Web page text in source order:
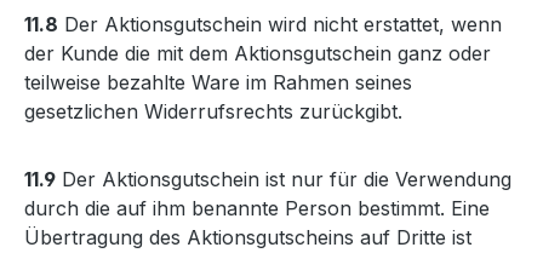
11.8 Der Aktionsgutschein wird nicht erstattet, wenn
der Kunde die mit dem Aktionsgutschein ganz oder
teilweise bezahlte Ware im Rahmen seines
gesetzlichen Widerrufsrechts zurückgibt.
11.9 Der Aktionsgutschein ist nur für die Verwendung
durch die auf ihm benannte Person bestimmt. Eine
Übertragung des Aktionsgutscheins auf Dritte ist